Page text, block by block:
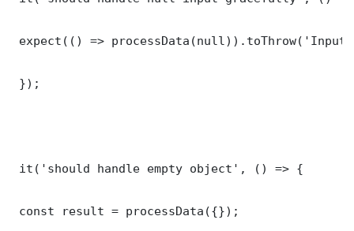
expect(() =>
});
it('should handle empty object', () => {
const result = processData({});